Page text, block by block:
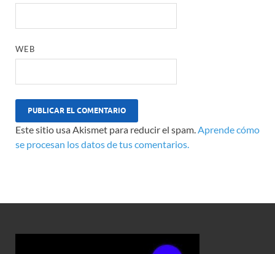
WEB
Este sitio usa Akismet para reducir el spam.Aprende cómo
se procesan los datos de tus comentarios.